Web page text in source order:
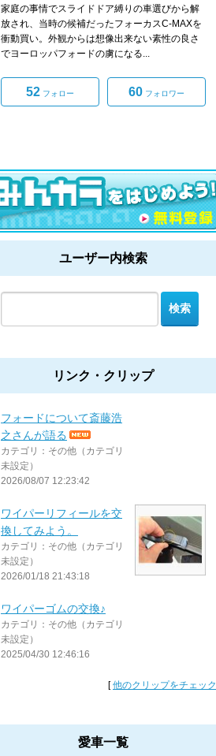
家庭の事情でスライドドア縛りの車選びから解
放され、当時の候補だったフォーカスC-MAXを
衝動買い。外観からは想像出来ない素性の良さ
でヨーロッパフォードの虜になる...
52 フォロー 60 フォロワー
ユーザー内検索
リンク・クリップ
フォードについて斎藤浩
之さんが語る
カテゴリ：その他（カテゴリ
未設定）
2026/08/07 12:23:42
ワイパーリフィールを交
換してみよう。
カテゴリ：その他（カテゴリ
未設定）
2026/01/18 21:43:18
ワイパーゴムの交換♪
カテゴリ：その他（カテゴリ
未設定）
2025/04/30 12:46:16
[他のクリップをチェック
愛車一覧